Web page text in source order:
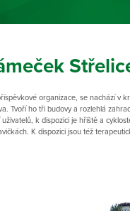
organizace, se nachází v
Tvoří ho tři budovy a rozlehlá
k dispozici je hřiště a
K dispozici jsou též